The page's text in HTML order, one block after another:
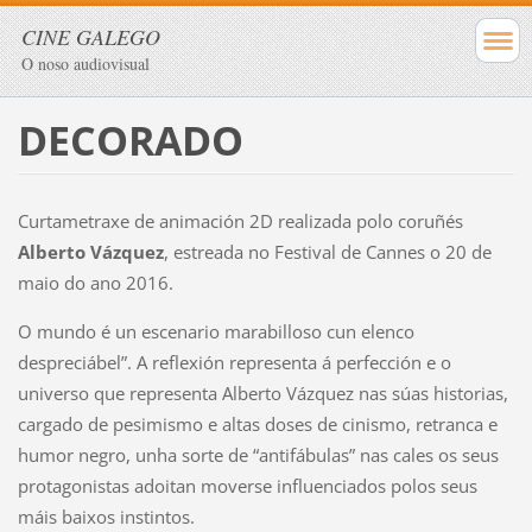
CINE GALEGO
O noso audiovisual
DECORADO
Curtametraxe de animación 2D realizada polo coruñés
Alberto Vázquez, estreada no Festival de Cannes o 20 de
maio do ano 2016.
O mundo é un escenario marabilloso cun elenco
despreciábel”. A reflexión representa á perfección e o
universo que representa Alberto Vázquez nas súas historias,
cargado de pesimismo e altas doses de cinismo, retranca e
humor negro, unha sorte de “antifábulas” nas cales os seus
protagonistas adoitan moverse influenciados polos seus
máis baixos instintos.